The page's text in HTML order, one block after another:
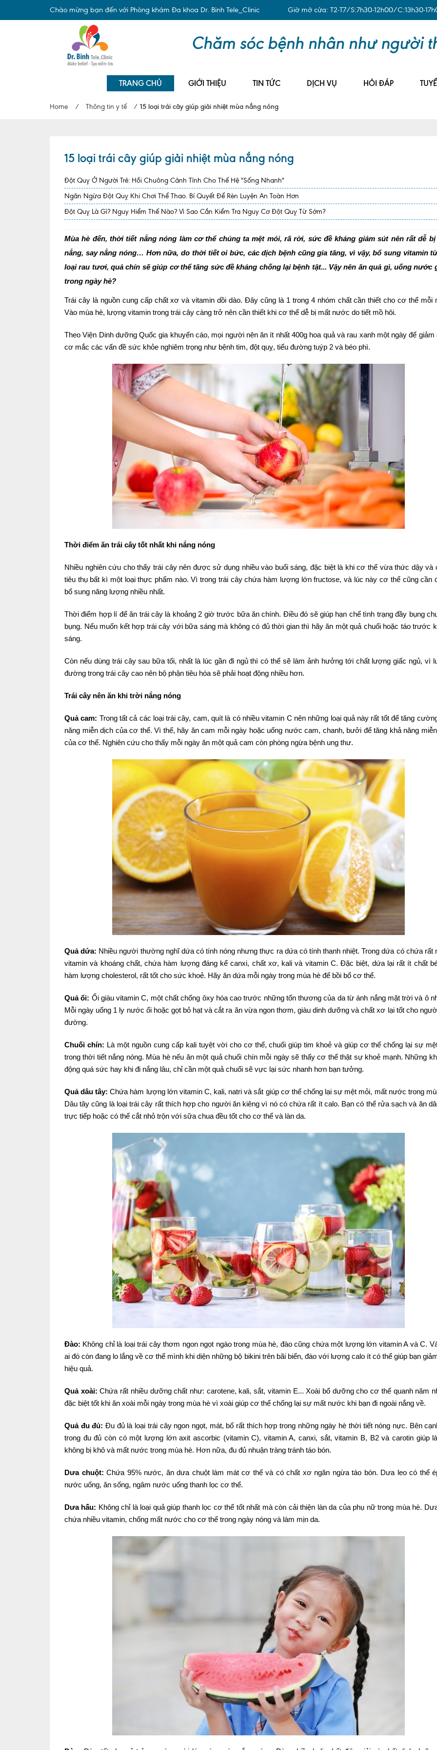
Chào mừng bạn đến với Phòng khám Đa khoa Dr. Binh Tele_Clinic Giờ mở cửa: T2-T7/S:7h30-12h00/C:13h30-
TRANG CHỦ GIỚI THIỆU TIN TỨC DỊCH VỤ HỎI ĐÁP
Home / Thông tin y tế / 15 loại trái cây giúp giải nhiệt mùa nắng nóng
15 loại trái cây giúp giải nhiệt mùa nắng nóng
Đột Quỵ Ở Người Trẻ: Hồi Chuông Cảnh Tỉnh Cho Thế Hệ "Sống Nhanh"
Ngăn Ngừa Đột Quỵ Khi Chơi Thể Thao. Bí Quyết Để Rèn Luyện An Toàn Hơn
Đột Quỵ Là Gì? Nguy Hiểm Thế Nào? Vì Sao Cần Kiểm Tra Nguy Cơ Đột Quỵ Từ Sớm?
Mùa hè đến, thời tiết nắng nóng làm cơ thể chúng ta mệt mỏi, rã rời, sức đề kháng giảm sút nên rất dễ bị
nắng, say nắng nóng… Hơn nữa, do thời tiết oi bức, các dịch bệnh cũng gia tăng, vì vậy, bổ sung vitamin
loại rau tươi, quả chín sẽ giúp cơ thể tăng sức đề kháng chống lại bệnh tật... Vậy nên ăn quả gì, uống nước
trong ngày hè?
Trái cây là nguồn cung cấp chất xơ và vitamin dồi dào. Đây cũng là 1 trong 4 nhóm chất cần thiết cho cơ thể mỗi
Vào mùa hè, lượng vitamin trong trái cây càng trở nên cần thiết khi cơ thể dễ bị mất nước do tiết mồ hôi.
Theo Viện Dinh dưỡng Quốc gia khuyến cáo, mọi người nên ăn ít nhất 400g hoa quả và rau xanh một ngày để giảm
cơ mắc các vấn đề sức khỏe nghiêm trọng như bệnh tim, đột quỵ, tiểu đường tuýp 2 và béo phì.
Thời điểm ăn trái cây tốt nhất khi nắng nóng
Nhiều nghiên cứu cho thấy trái cây nên được sử dụng nhiều vào buổi sáng, đặc biệt là khi cơ thể vừa thức dậy và
tiêu thụ bất kì một loại thực phẩm nào. Vì trong trái cây chứa hàm lượng lớn fructose, và lúc này cơ thể cũng cần
bổ sung năng lượng nhiều nhất.
Thời điểm hợp lí để ăn trái cây là khoảng 2 giờ trước bữa ăn chính. Điều đó sẽ giúp hạn chế tình trạng đầy bụng
bụng. Nếu muốn kết hợp trái cây với bữa sáng mà không có đủ thời gian thì hãy ăn một quả chuối hoặc táo trước
sáng.
Còn nếu dùng trái cây sau bữa tối, nhất là lúc gần đi ngủ thì có thể sẽ làm ảnh hưởng tới chất lượng giấc ngủ, vì
đường trong trái cây cao nên bộ phận tiêu hóa sẽ phải hoạt động nhiều hơn.
Trái cây nên ăn khi trời nắng nóng
Quả cam: Trong tất cả các loại trái cây, cam, quít là có nhiều vitamin C nên những loại quả này rất tốt để tăng
năng miễn dịch của cơ thể. Vì thế, hãy ăn cam mỗi ngày hoặc uống nước cam, chanh, bưởi để tăng khả năng
của cơ thể. Nghiên cứu cho thấy mỗi ngày ăn một quả cam còn phòng ngừa bệnh ung thư.
Quả dứa: Nhiều người thường nghĩ dứa có tính nóng nhưng thực ra dứa có tính thanh nhiệt. Trong dứa có chứa rất
vitamin và khoáng chất, chứa hàm lượng đáng kể canxi, chất xơ, kali và vitamin C. Đặc biệt, dứa lại rất ít chất
hàm lượng cholesterol, rất tốt cho sức khoẻ. Hãy ăn dứa mỗi ngày trong mùa hè để bồi bổ cơ thể.
Quả ổi: Ổi giàu vitamin C, một chất chống ôxy hóa cao trước những tổn thương của da từ ánh nắng mặt trời và ô
Mỗi ngày uống 1 ly nước ổi hoặc gọt bỏ hạt và cắt ra ăn vừa ngon thơm, giàu dinh dưỡng và chất xơ lại tốt cho
đường.
Chuối chín: Là một nguồn cung cấp kali tuyệt vời cho cơ thể, chuối giúp tim khoẻ và giúp cơ thể chống lại sự
trong thời tiết nắng nóng. Mùa hè nếu ăn một quả chuối chín mỗi ngày sẽ thấy cơ thể thật sự khoẻ mạnh. Những
động quá sức hay khi đi nắng lâu, chỉ cần một quả chuối sẽ vực lại sức nhanh hơn bạn tưởng.
Quả dâu tây: Chứa hàm lượng lớn vitamin C, kali, natri và sắt giúp cơ thể chống lại sự mệt mỏi, mất nước trong
Dâu tây cũng là loại trái cây rất thích hợp cho người ăn kiêng vì nó có chứa rất ít calo. Bạn có thể rửa sạch và ăn
trực tiếp hoặc có thể cắt nhỏ trộn với sữa chua đều tốt cho cơ thể và làn da.
Đào: Không chỉ là loại trái cây thơm ngon ngọt ngào trong mùa hè, đào cũng chứa một lượng lớn vitamin A và C.
ai đó còn đang lo lắng về cơ thể mình khi diện những bộ bikini trên bãi biển, đào với lượng calo ít có thể giúp bạn
hiệu quả.
Quả xoài: Chứa rất nhiều dưỡng chất như: carotene, kali, sắt, vitamin E... Xoài bổ dưỡng cho cơ thể quanh năm
đặc biệt tốt khi ăn xoài mỗi ngày trong mùa hè vì xoài giúp cơ thể chống lại sự mất nước khi bạn đi ngoài nắng về.
Quả đu đủ: Đu đủ là loại trái cây ngon ngọt, mát, bổ rất thích hợp trong những ngày hè thời tiết nóng nực. Bên
trong đu đủ còn có một lượng lớn axit ascorbic (vitamin C), vitamin A, canxi, sắt, vitamin B, B2 và carotin giúp
không bị khô và mất nước trong mùa hè. Hơn nữa, đu đủ nhuận tràng tránh táo bón.
Dưa chuột: Chứa 95% nước, ăn dưa chuột làm mát cơ thể và có chất xơ ngăn ngừa táo bón. Dưa leo có thể
nước uống, ăn sống, ngâm nước uống thanh lọc cơ thể.
Dưa hấu: Không chỉ là loại quả giúp thanh lọc cơ thể tốt nhất mà còn cải thiện làn da của phụ nữ trong mùa hè.
chứa nhiều vitamin, chống mất nước cho cơ thể trong ngày nóng và làm mịn da.